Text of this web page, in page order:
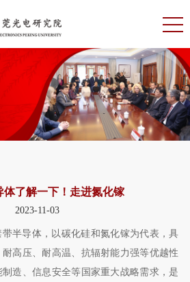
体了解一下！走进氮化镓
2023-11-03
半导体，以碳化硅和氮化镓为代表，具
高压、耐高温、抗辐射能力强等优越性
造、信息安全等国家重大战略需求，是